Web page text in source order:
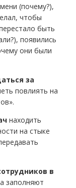
(почему?),
чтобы
быть
появились
они были
за
повлиять на
находить
на стыке
в
заполняют